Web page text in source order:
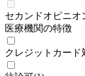
セカンドオピニオ
医療機関の特徴
クレジットカード